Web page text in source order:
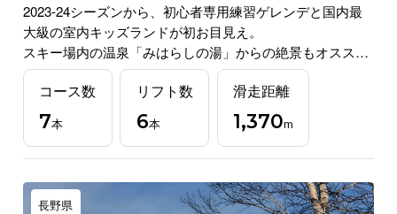
2023-24シーズンから、初心者専用練習ゲレンデと国内最
大級の室内キッズランドが初お目見え。
スキー場内の温泉「みはらしの湯」からの絶景もオスス
メ。熱いパラダが、今年も熱い！
コース数
7本
リフト数
6本
滑走距離
1,370m
長野県